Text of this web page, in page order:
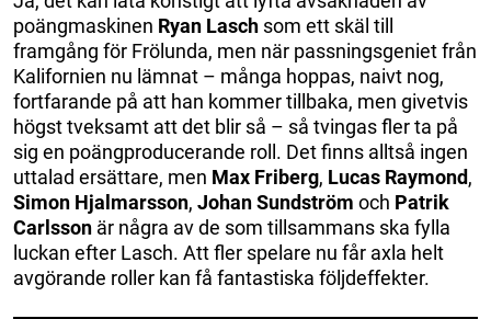
poängmaskinen Ryan Lasch som ett skäl till
framgång för Frölunda, men när passningsgeniet från
Kalifornien nu lämnat – många hoppas, naivt nog,
fortfarande på att han kommer tillbaka, men givetvis
högst tveksamt att det blir så – så tvingas fler ta på
sig en poängproducerande roll. Det finns alltså ingen
uttalad ersättare, men Max Friberg, Lucas Raymond,
Simon Hjalmarsson, JohanSundström och Patrik
Carlsson är några av de som tillsammans ska fylla
luckan efter Lasch. Att fler spelare nu får axla helt
avgörande roller kan få fantastiska följdeffekter.